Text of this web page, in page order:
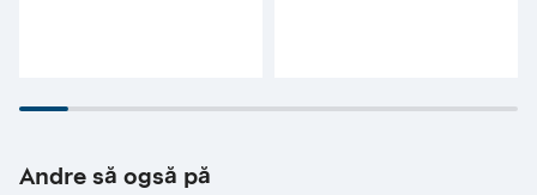
Andre så også på